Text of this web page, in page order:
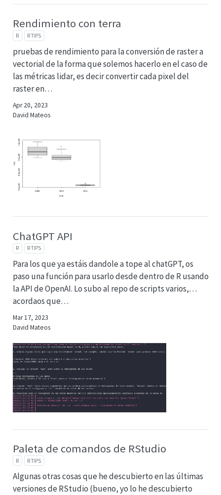
Rendimiento con terra
R R TIPS
pruebas de rendimiento para la conversión de raster a
vectorial de la forma que solemos hacerlo en el caso de
las métricas lidar, es decir convertir cada pixel del
raster en…
Apr 20, 2023
David Mateos
ChatGPT API
R R TIPS
Para los que ya estáis dandole a tope al chatGPT, os
paso una función para usarlo desde dentro de R usando
la API de OpenAI. Lo subo al repo de scripts varios,…
acordaos que…
Mar 17, 2023
David Mateos
Paleta de comandos de RStudio
R R TIPS
Algunas otras cosas que he descubierto en las últimas
versiones de RStudio (bueno, yo lo he descubierto